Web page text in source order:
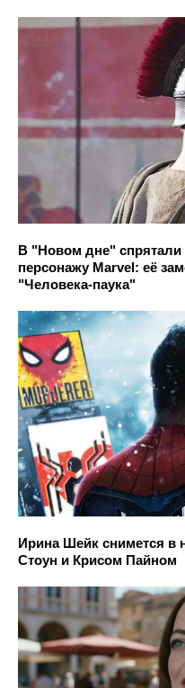
В "Новом дне" спрятали
персонажу Marvel: её
"Человека-паука"
Ирина Шейк снимется
Стоун и Крисом Пайном